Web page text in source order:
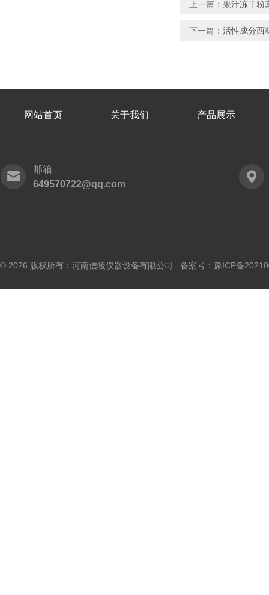
上一篇： 果汁冻干粉
下一篇： 活性成分西
网站首页 关于我们 产品展示
邮箱
649570722@qq.com
© 2026 版权所有：河南信陵仪器设备有限公司 备案号： 豫ICP备